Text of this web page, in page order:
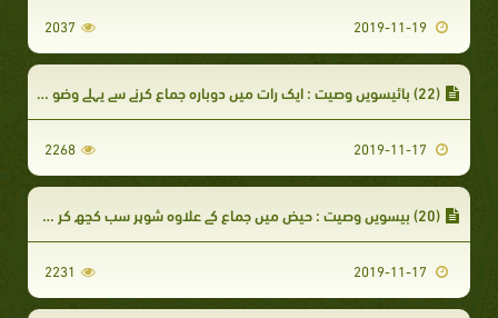
2037
(22) بائیسویں وصیت : ایک رات میں دوبارہ جماع کرنے سے پہلے وضو کرلے
2268
(20) بیسویں وصیت : حیض میں جماع کے علاوہ شوہر سب کچھ کر سکتا ہے
2231